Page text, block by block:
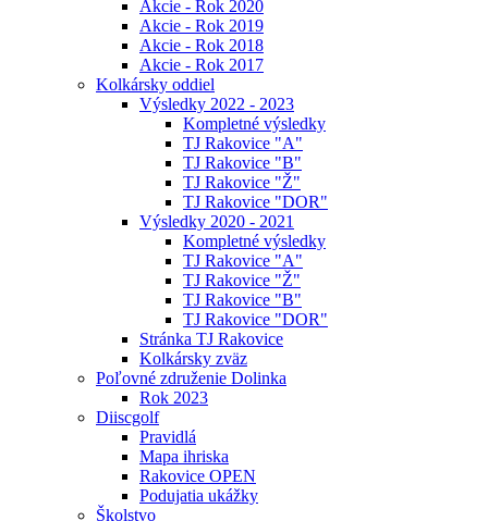
Akcie - Rok 2020
Akcie - Rok 2019
Akcie - Rok 2018
Akcie - Rok 2017
Kolkársky oddiel
Výsledky 2022 - 2023
Kompletné výsledky
TJ Rakovice "A"
TJ Rakovice "B"
TJ Rakovice "Ž"
TJ Rakovice "DOR"
Výsledky 2020 - 2021
Kompletné výsledky
TJ Rakovice "A"
TJ Rakovice "Ž"
TJ Rakovice "B"
TJ Rakovice "DOR"
Stránka TJ Rakovice
Kolkársky zväz
Poľovné združenie Dolinka
Rok 2023
Diiscgolf
Pravidlá
Mapa ihriska
Rakovice OPEN
Podujatia ukážky
Školstvo